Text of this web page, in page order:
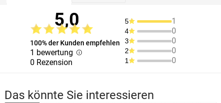
5,0
100% der Kunden empfehlen
1 bewertung
0 Rezension
5 1
4 0
3 0
2 0
1 0
Das könnte Sie interessieren